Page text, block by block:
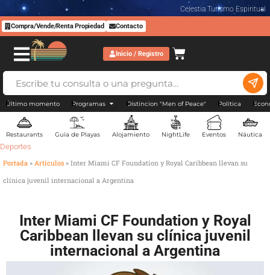
Celestia Turismo Espiritual
Compra/Vende/Renta Propiedad Contacto
Inicio / Registro
Último momento Programas Distincion "Men of Peace" Politica
Restaurants Guía de Playas Alojamiento NightLife Eventos Náutica
Deportes
Portada » Artículos » Inter Miami CF Foundation y Royal Caribbean llevan su
clínica juvenil internacional a Argentina
Inter Miami CF Foundation y Royal
Caribbean llevan su clínica juvenil
internacional a Argentina